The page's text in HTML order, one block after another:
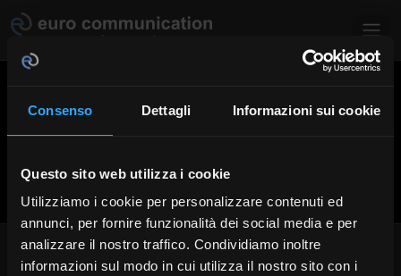
Consenso Dettagli Informazioni sui cookie
Questo sito web utilizza i cookie
Utilizziamo i cookie per personalizzare contenuti ed
annunci, per fornire funzionalità dei social media e per
analizzare il nostro traffico. Condividiamo inoltre
informazioni sul modo in cui utilizza il nostro sito con i
ROMA